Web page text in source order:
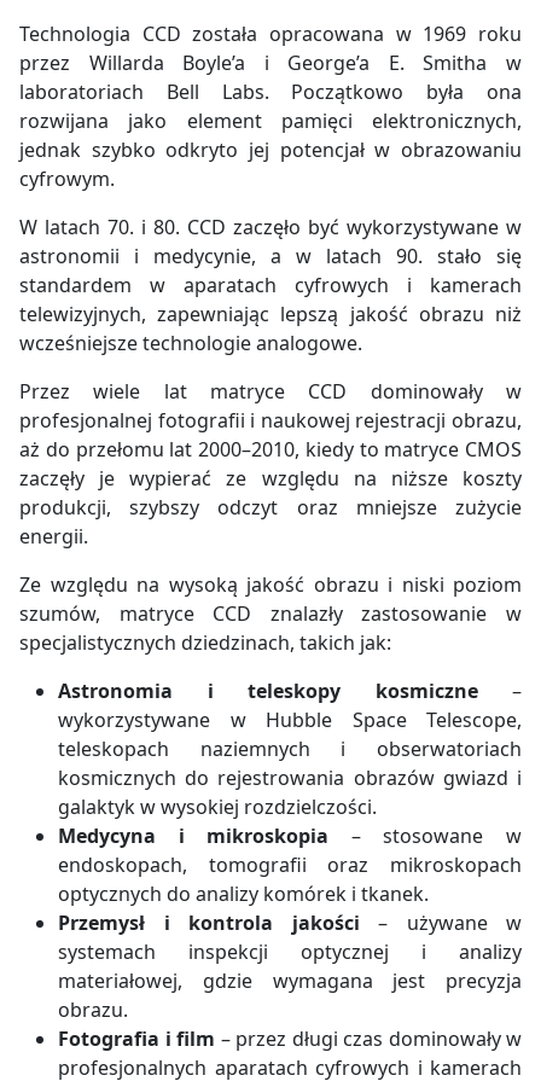
Technologia CCD została opracowana w 1969 roku
przez Willarda Boyle’a i George’a E. Smitha w
laboratoriach Bell Labs. Początkowo była ona
rozwijana jako element pamięci elektronicznych,
jednak szybko odkryto jej potencjał w obrazowaniu
cyfrowym.
W latach 70. i 80. CCD zaczęło być wykorzystywane w
astronomii i medycynie, a w latach 90. stało się
standardem w aparatach cyfrowych i kamerach
telewizyjnych, zapewniając lepszą jakość obrazu niż
wcześniejsze technologie analogowe.
Przez wiele lat matryce CCD dominowały w
profesjonalnej fotografii i naukowej rejestracji obrazu,
aż do przełomu lat 2000–2010, kiedy to matryce CMOS
zaczęły je wypierać ze względu na niższe koszty
produkcji, szybszy odczyt oraz mniejsze zużycie
energii.
Ze względu na wysoką jakość obrazu i niski poziom
szumów, matryce CCD znalazły zastosowanie w
specjalistycznych dziedzinach, takich jak:
Astronomia i teleskopy kosmiczne–
wykorzystywane w Hubble Space Telescope,
teleskopach naziemnych i obserwatoriach
kosmicznych do rejestrowania obrazów gwiazd i
galaktyk w wysokiej rozdzielczości.
Medycyna i mikroskopia – stosowane w
endoskopach, tomografii oraz mikroskopach
optycznych do analizy komórek i tkanek.
Przemysł i kontrola jakości – używane w
systemach inspekcji optycznej i analizy
materiałowej, gdzie wymagana jest precyzja
obrazu.
Fotografia i film – przez długi czas dominowały w
profesjonalnych aparatach cyfrowych i kamerach